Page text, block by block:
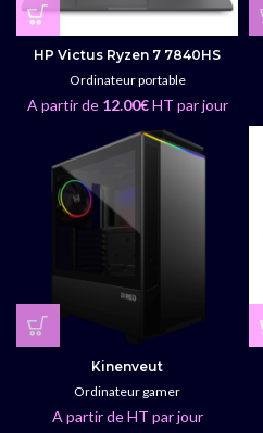
HP Victus Ryzen 7 7840HS
Ordinateur portable
A partir de 12.00€HT par jour
Kinenveut
Ordinateur gamer
A partir de HT par jour